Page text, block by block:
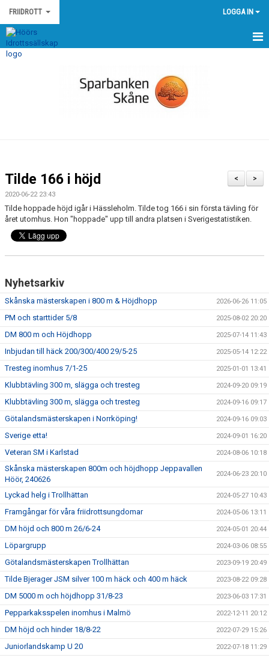
FRIIDROTT LOGGA IN
HEM
BILDGALLERI
DOKUMENT
KONTAKT
>
<
Tilde 166 i höjd
2020-06-22 23:43
Tilde hoppade höjd igår i Hässleholm. Tilde tog 166 i sin första tävling för
året utomhus. Hon "hoppade" upp till andra platsen i Sverigestatistiken.
Nyhetsarkiv
Skånska mästerskapen i 800 m & Höjdhopp 2026-06-26 11:05
PM och starttider 5/8 2025-08-02 20:20
DM 800 m och Höjdhopp 2025-07-14 11:43
Inbjudan till häck 200/300/400 29/5-25 2025-05-14 12:22
Tresteg inomhus 7/1-25 2025-01-01 13:41
Klubbtävling 300 m, slägga och tresteg 2024-09-20 09:19
Klubbtävling 300 m, slägga och tresteg 2024-09-16 09:17
Götalandsmästerskapen i Norrköping! 2024-09-16 09:03
Sverige etta! 2024-09-01 16:20
Veteran SM i Karlstad 2024-08-06 10:18
Skånska mästerskapen 800m och höjdhopp Jeppavallen
Höör, 240626
2024-06-23 20:10
Lyckad helg i Trollhättan 2024-05-27 10:43
Framgångar för våra friidrottsungdomar 2024-05-06 13:11
DM höjd och 800 m 26/6-24 2024-05-01 20:44
Löpargrupp 2024-03-06 08:55
Götalandsmästerskapen Trollhättan 2023-09-19 20:49
Tilde Bjerager JSM silver 100 m häck och 400 m häck 2023-08-22 09:28
DM 5000 m och höjdhopp 31/8-23 2023-06-03 17:31
Pepparkaksspelen inomhus i Malmö 2022-12-11 20:12
DM höjd och hinder 18/8-22 2022-07-29 15:26
Juniorlandskamp U 20 2022-07-18 11:29